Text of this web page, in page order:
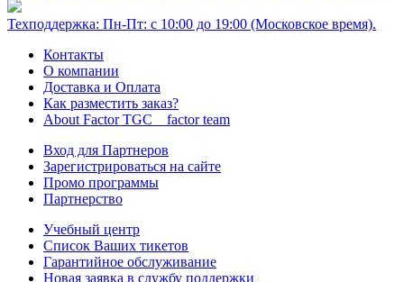
Техподдержка: Пн-Пт: с 10:00 до 19:00 (Московское время).
Контакты
О компании
Доставка и Оплата
Как разместить заказ?
About Factor TGC _ factor team
Вход для Партнеров
Зарегистрироваться на сайте
Промо программы
Партнерство
Учебный центр
Список Ваших тикетов
Гарантийное обслуживание
Новая заявка в службу поддержки